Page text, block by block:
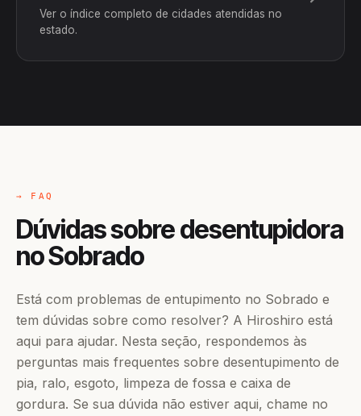
Ver o índice completo de cidades atendidas no
estado.
→ FAQ
Dúvidas sobre desentupidora
no Sobrado
Está com problemas de entupimento no Sobrado e
tem dúvidas sobre como resolver? A Hiroshiro está
aqui para ajudar. Nesta seção, respondemos às
perguntas mais frequentes sobre desentupimento de
pia, ralo, esgoto, limpeza de fossa e caixa de
gordura. Se sua dúvida não estiver aqui, chame no